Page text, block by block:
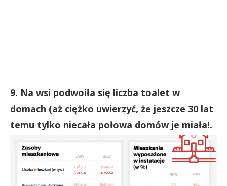
9. Na wsi podwoiła się liczba toalet w
domach (aż ciężko uwierzyć, że jeszcze 30 lat
temu tylko niecała połowa domów je miała!.